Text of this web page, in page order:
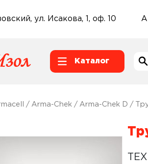
ул. Исакова, 1, оф. 10
Каталог
/ Arma-Chek / Arma-Chek D /